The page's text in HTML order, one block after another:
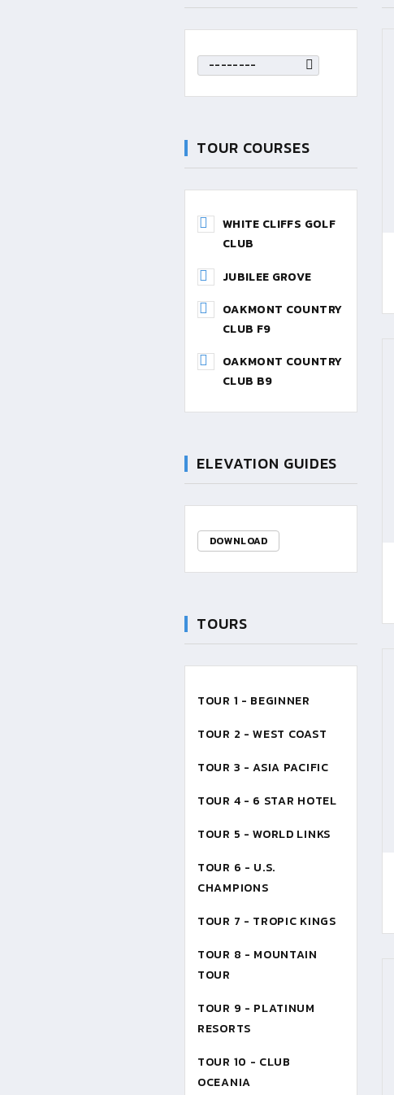
--------
TOUR COURSES
WHITE CLIFFS GOLF
CLUB
JUBILEE GROVE
OAKMONT COUNTRY
CLUB F9
OAKMONT COUNTRY
CLUB B9
ELEVATION GUIDES
DOWNLOAD
TOURS
TOUR 1 - BEGINNER
TOUR 2 - WEST COAST
TOUR 3 - ASIA PACIFIC
TOUR 4 - 6 STAR HOTEL
TOUR 5 - WORLD LINKS
TOUR 6 - U.S.
CHAMPIONS
TOUR 7 - TROPIC KINGS
TOUR 8 - MOUNTAIN
TOUR
TOUR 9 - PLATINUM
RESORTS
TOUR 10 - CLUB
OCEANIA